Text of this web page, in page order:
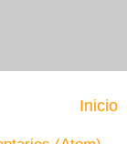
Inicio